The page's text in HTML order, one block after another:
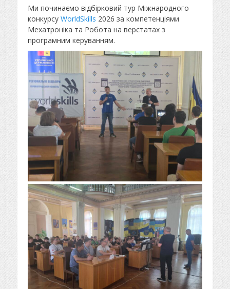
у
л
і
к
о
н
о
т
о
р
Ми починаємо відбірковий тур Міжнародного
конкурсу WorldSkills 2026 за компетенціями
Мехатроніка та Робота на верстатах з
програмним керуванням.